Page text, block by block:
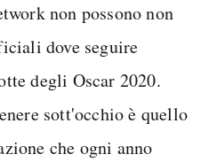
non possono non
dove seguire
degli Oscar 2020.
sott'occhio è quello
che ogni anno